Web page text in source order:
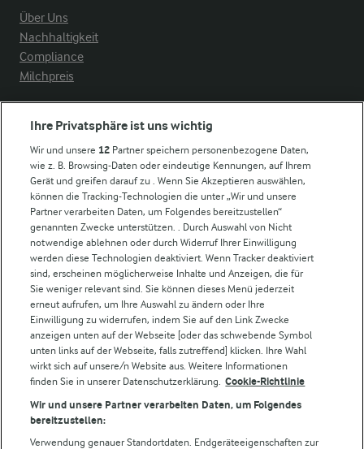
Über Uns
Nachhaltigkeit
Compliance
Milchpreis
Weitere Arla Websites
Castello
Lurpak
Arla Pro
Für unsere Landwirt:innen
Folge uns!
Ihre Privatsphäre ist uns wichtig
Wir und unsere 12 Partner speichern personenbezogene Daten,
wie z. B. Browsing-Daten oder eindeutige Kennungen, auf Ihrem
Gerät und greifen darauf zu . Wenn Sie Akzeptieren auswählen,
können die Tracking-Technologien die unter „Wir und unsere
Partner verarbeiten Daten, um Folgendes bereitzustellen“
genannten Zwecke unterstützen. . Durch Auswahl von Nicht
notwendige ablehnen oder durch Widerruf Ihrer Einwilligung
werden diese Technologien deaktiviert. Wenn Tracker deaktiviert
sind, erscheinen möglicherweise Inhalte und Anzeigen, die für
Sie weniger relevant sind. Sie können dieses Menü jederzeit
erneut aufrufen, um Ihre Auswahl zu ändern oder Ihre
Einwilligung zu widerrufen, indem Sie auf den Link Zwecke
anzeigen unten auf der Webseite [oder das schwebende Symbol
unten links auf der Webseite, falls zutreffend] klicken. Ihre Wahl
wirkt sich auf unsere/n Website aus. Weitere Informationen
finden Sie in unserer Datenschutzerklärung. Cookie-Richtlinie
Wir und unsere Partner verarbeiten Daten, um Folgendes
bereitzustellen:
Verwendung genauer Standortdaten. Endgeräteeigenschaften zur